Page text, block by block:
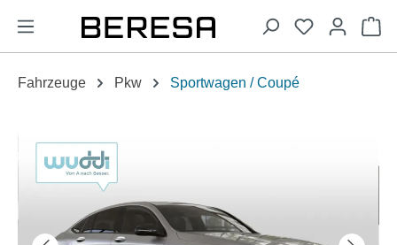
springen
Fahrzeuge Pkw Sportwagen / Coupé
Bildergalerie überspringen